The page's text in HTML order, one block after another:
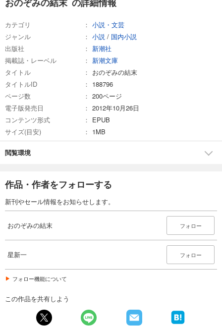
おのぞみの結末 の詳細情報
カテゴリ
小説・文芸
ジャンル
小説 / 国内小説
出版社
新潮社
掲載誌・レーベル
新潮文庫
タイトル
おのぞみの結末
タイトルID
188796
ページ数
200ページ
電子版発売日
2012年10月26日
コンテンツ形式
EPUB
サイズ(目安)
1MB
閲覧環境
作品・作者をフォローする
新刊やセール情報をお知らせします。
おのぞみの結末 フォロー
星新一 フォロー
フォロー機能について
この作品を共有しよう